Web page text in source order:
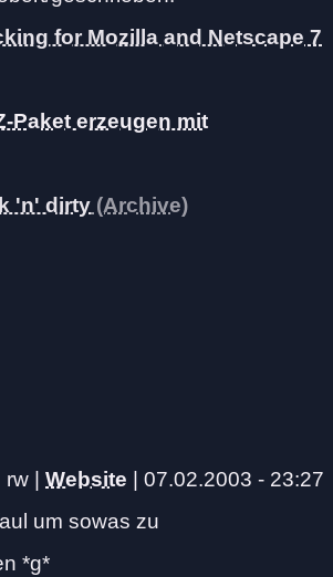
for Mozilla and Netscape 7
Paket erzeugen mit
'n' dirty
rw | Website
07.02.2003 - 23:27
um sowas zu
*g*